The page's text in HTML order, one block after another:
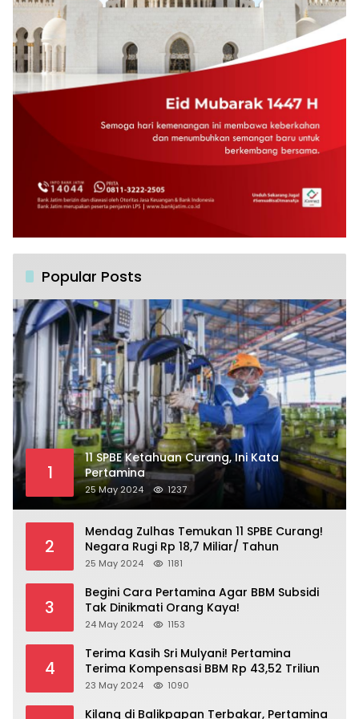
Popular Posts
1
11 SPBE Ketahuan Curang, Ini Kata
Pertamina
25 May 2024 1237
2
Mendag Zulhas Temukan 11 SPBE Curang!
Negara Rugi Rp 18,7 Miliar/ Tahun
25 May 2024 1181
3
Begini Cara Pertamina Agar BBM Subsidi
Tak Dinikmati Orang Kaya!
24 May 2024 1153
4
Terima Kasih Sri Mulyani! Pertamina
Terima Kompensasi BBM Rp 43,52 Triliun
23 May 2024 1090
Kilang di Balikpapan Terbakar, Pertamina